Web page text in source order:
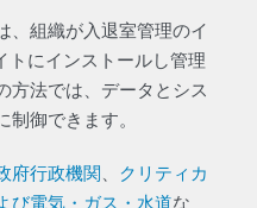
、組織が入退室管理のイ
トにインストールし管理
方法では、データとシス
御できます。
府行政機関
クリティカ
び電気・ガス・水道な